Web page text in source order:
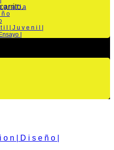
g r a f i a
ñ o
l | J u v e n i l |
|
o n | D i s e ñ o |